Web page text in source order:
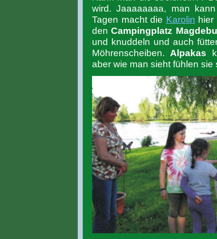
wird. Jaaaaaaaa, man
Tagen macht die Karolin
denCampingplatz
und knuddeln und auch
Möhrenscheiben. Alpakas
aber wie man sieht fühlen